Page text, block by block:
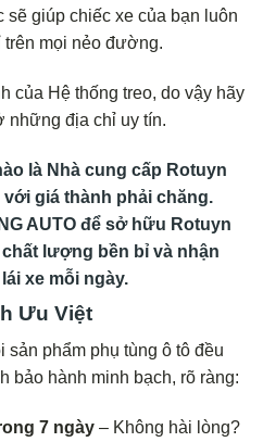
giúp chiếc xe của bạn luôn
trên mọi nẻo đường.
của Hệ thống treo, do vậy hãy
những địa chỉ uy tín.
là Nhà cung cấp Rotuyn
giá thành phải chăng.
AUTO để sở hữu Rotuyn
lượng bền bỉ và nhận
xe mỗi ngày.
Ưu Việt
sản phẩm phụ tùng ô tô đều
bảo hành minh bạch, rõ ràng:
7 ngày – Không hài lòng?